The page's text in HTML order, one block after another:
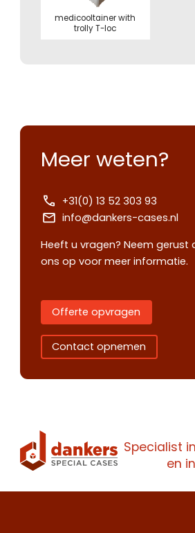
medicooltainer with
trolly T-loc
Meer weten?
+31(0) 13 52 303 93
info@dankers-cases.nl
Heeft u vragen? Neem
ons op voor meer informatie.
Offerte opvragen
Contact opnemen
Specialist
en